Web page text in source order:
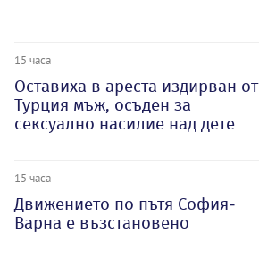
15 часа
Оставиха в ареста издирван от
Турция мъж, осъден за
сексуално насилие над дете
15 часа
Движението по пътя София-
Варна е възстановено